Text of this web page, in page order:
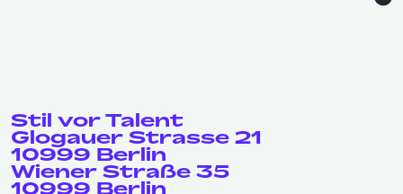
Stil vor Talent
Glogauer Strasse 21
10999 Berlin
Wiener Straße 35
10999 Berlin